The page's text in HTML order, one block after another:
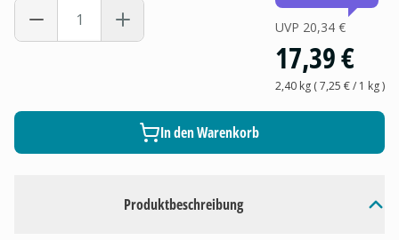
Produktbeschreibung
UVP 20,34 €
17,39 €
2,40 kg(7,25 €/ 1 kg)
In den Warenkorb